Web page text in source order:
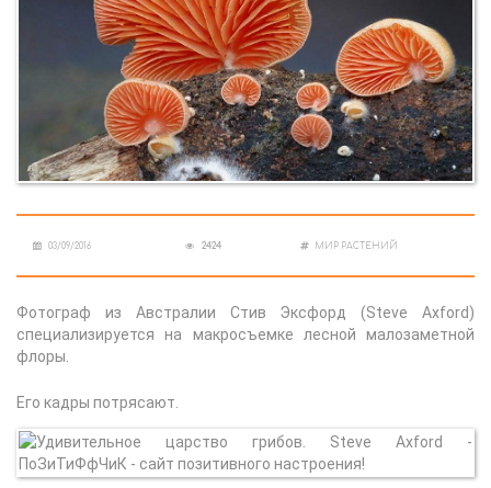
03/09/2016 2424 МИР РАСТЕНИЙ
Фотограф из Австралии Стив Эксфорд (Steve Axford)
специализируется на макросъемке лесной малозаметной
флоры.
Его кадры потрясают.